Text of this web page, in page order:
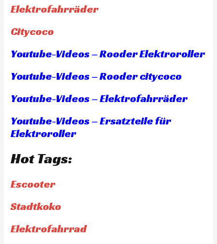
Elektrofahrräder
Citycoco
Youtube-Videos – Rooder Elektroroller
Youtube-Videos – Rooder citycoco
Youtube-Videos – Elektrofahrräder
Youtube-Videos – Ersatzteile für
Elektroroller
Hot Tags:
Escooter
Stadtkoko
Elektrofahrrad